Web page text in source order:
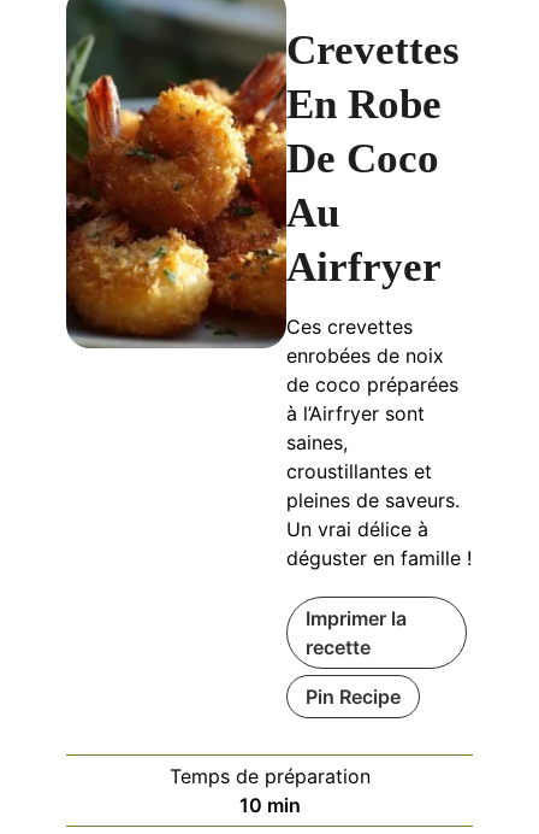
Crevettes
En Robe
De Coco
Au
Airfryer
Ces crevettes
enrobées de noix
de coco préparées
à l’Airfryer sont
saines,
croustillantes et
pleines de saveurs.
Un vrai délice à
déguster en famille !
Imprimer la
recette
Pin Recipe
Temps de préparation
10minutes
min